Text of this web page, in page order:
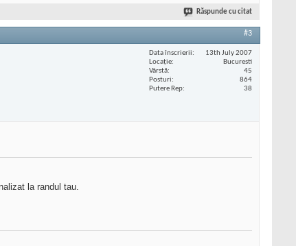
Răspunde cu citat
#3
Data înscrierii
13th July 2007
Locaţie
Bucuresti
Vârstă
45
Posturi
864
Putere Rep
38
la randul tau.